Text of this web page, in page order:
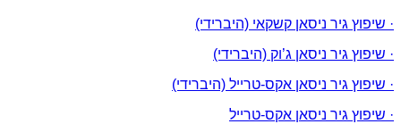
· שיפוץ גיר ניסאן קשקאי (היברידי)
· שיפוץ גיר ניסאן ג’וק (היברידי)
· שיפוץ גיר ניסאן אקס-טרייל (היברידי)
· שיפוץ גיר ניסאן אקס-טרייל